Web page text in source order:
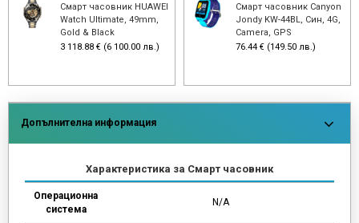
Смарт часовник HUAWEI
Watch Ultimate, 49mm,
Gold & Black
3 118.88 € (6 100.00 лв.)
Смарт часовник Canyon
Jondy KW-44BL, Син, 4G,
Camera, GPS
76.44 € (149.50 лв.)
Допълнителна информация
Характеристика за Смарт часовник
Операционна
система
N/A